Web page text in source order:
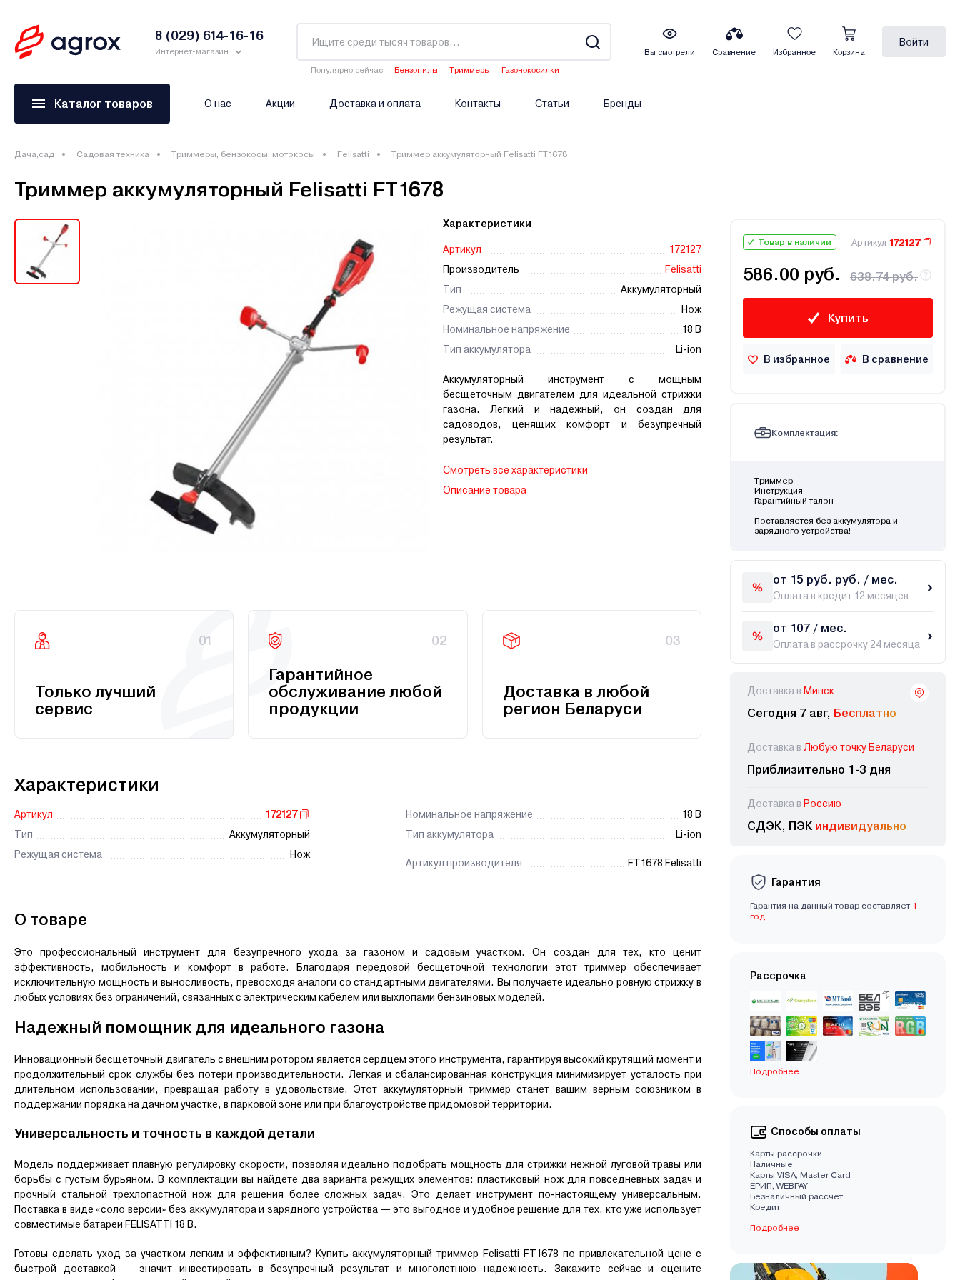
8 (029) 614-16-16
Интернет-магазин
Популярно сейчас Бензопилы Триммеры
Газонокосилки
Вы смотрели Сравнение Избранное Корзина
Войти
Каталог товаров О нас Акции Доставка и оплата Контакты Статьи Бренды
Дача,сад Садовая техника Триммеры, бензокосы, мотокосы Felisatti Триммер аккумуляторный Felisatti FT1678
Триммер аккумуляторный Felisatti FT1678
Характеристики
Артикул
172127
Производитель
Felisatti
Тип
Аккумуляторный
Режущая система
Нож
Номинальное напряжение
18 В
Тип аккумулятора
Li-ion
Аккумуляторный инструмент с мощным
бесщеточным двигателем для идеальной стрижки
газона. Легкий и надежный, он создан для
садоводов, ценящих комфорт и безупречный
результат.
Смотреть все характеристики
Описание товара
01
Только лучший
сервис
02
Гарантийное
обслуживание любой
продукции
03
Доставка в любой
регион Беларуси
Характеристики
Артикул
172127
Тип
Аккумуляторный
Режущая система
Нож
Номинальное напряжение
18 В
Тип аккумулятора
Li-ion
Артикул производителя FT1678 Felisatti
О товаре
Это профессиональный инструмент для безупречного ухода за газоном и садовым участком. Он создан для тех, кто ценит
эффективность, мобильность и комфорт в работе. Благодаря передовой бесщеточной технологии этот триммер обеспечивает
исключительную мощность и выносливость, превосходя аналоги со стандартными двигателями. Вы получаете идеально ровную стрижку в
любых условиях без ограничений, связанных с электрическим кабелем или выхлопами бензиновых моделей.
Надежный помощник для идеального газона
Инновационный бесщеточный двигатель с внешним ротором является сердцем этого инструмента, гарантируя высокий крутящий момент и
продолжительный срок службы без потери производительности. Легкая и сбалансированная конструкция минимизирует усталость при
длительном использовании, превращая работу в удовольствие. Этот аккумуляторный триммер станет вашим верным союзником в
поддержании порядка на дачном участке, в парковой зоне или при благоустройстве придомовой территории.
Универсальность и точность в каждой детали
Модель поддерживает плавную регулировку скорости, позволяя идеально подобрать мощность для стрижки нежной луговой травы или
борьбы с густым бурьяном. В комплектации вы найдете два варианта режущих элементов: пластиковый нож для повседневных задач и
прочный стальной трехлопастной нож для решения более сложных задач. Это делает инструмент по-настоящему универсальным.
Поставка в виде «соло версии» без аккумулятора и зарядного устройства — это выгодное и удобное решение для тех, кто уже использует
совместимые батареи FELISATTI 18 В.
Готовы сделать уход за участком легким и эффективным? Купить аккумуляторный триммер Felisatti FT1678 по привлекательной цене с
быстрой доставкой — значит инвестировать в безупречный результат и многолетнюю надежность. Закажите сейчас и оцените
Товар в наличии Артикул 172127
586.00 руб. 638.74 руб.
Купить
В избранное В сравнение
Комплектация:
Триммер
Инструкция
Гарантийный талон
Поставляется без аккумулятора и
зарядного устройства!
от 15 руб. руб. / мес.
Оплата в кредит 12 месяцев
от 107 / мес.
Оплата в рассрочку 24 месяца
Доставка в Минск
Сегодня 7 авг, Бесплатно
Доставка в Любую точку Беларуси
Приблизительно 1-3 дня
Доставка в Россию
СДЭК, ПЭК индивидуально
Гарантия
Гарантия на данный товар составляет 1
год
Рассрочка
Подробнее
Способы оплаты
Карты рассрочки
Наличные
Карты VISA, Master Card
EРИП, WEBPAY
Безналичный рассчет
Кредит
Подробнее